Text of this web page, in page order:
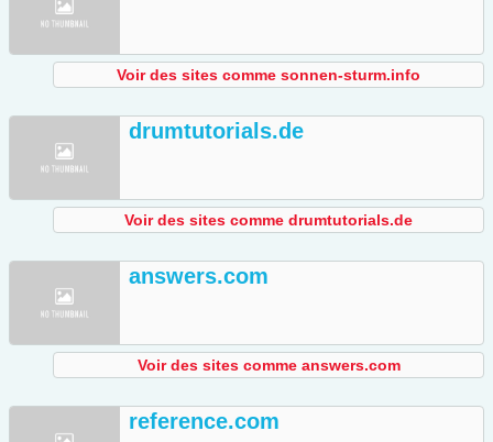
Voir des sites comme sonnen-sturm.info
drumtutorials.de
Voir des sites comme drumtutorials.de
answers.com
Voir des sites comme answers.com
reference.com